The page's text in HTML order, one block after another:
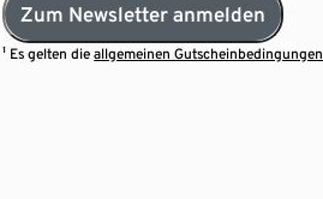
Zum Newsletter anmelden
¹ Es gelten dieallgemeinen Gutscheinbedingungen